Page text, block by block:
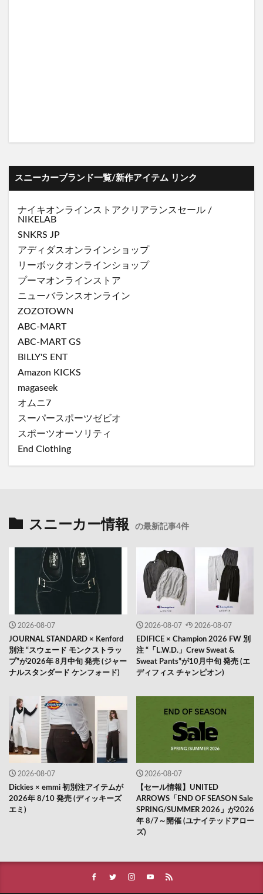
スニーカーブランド一覧/新作アイテム リンク
ナイキオンラインストアクリアランスセール /
NIKELAB
SNKRS JP
アディダスオンラインショップ
リーボックオンラインショップ
プーマオンラインストア
ニューバランスオンライン
ZOZOTOWN
ABC-MART
ABC-MART GS
BILLY'S ENT
Amazon KICKS
magaseek
オムニ7
スーパースポーツゼビオ
スポーツオーソリティ
End Clothing
スニーカー情報 の最新記事4件
2026-08-07
JOURNAL STANDARD × Kenford
別注 “スウェード モンクストラッ
プ”が2026年 8月中旬 発売 (ジャー
ナルスタンダード ケンフォード)
2026-08-07 2026-08-07
EDIFICE × Champion 2026 FW 別
注 “「L.W.D.」Crew Sweat &
Sweat Pants”が10月中旬 発売 (エ
ディフィス チャンピオン)
2026-08-07
Dickies × emmi 初別注アイテムが
2026年 8/10 発売 (ディッキーズ
エミ)
2026-08-07
【セール情報】UNITED
ARROWS「END OF SEASON Sale
SPRING/SUMMER 2026」が2026
年 8/7～開催 (ユナイテッドアロー
ズ)